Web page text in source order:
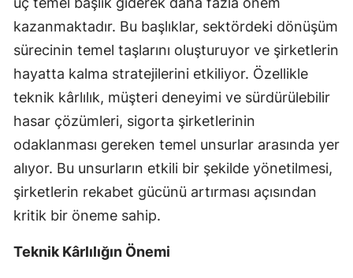
Yalova
Karabük
Kilis
Osmaniye
Düzce
kazanmaktadır. Bu başlıklar, sektördeki dönüşüm
sürecinin temel taşlarını oluşturuyor ve şirketlerin
hayatta kalma stratejilerini etkiliyor. Özellikle
teknik kârlılık, müşteri deneyimi ve sürdürülebilir
hasar çözümleri, sigorta şirketlerinin
odaklanması gereken temel unsurlar arasında yer
alıyor. Bu unsurların etkili bir şekilde yönetilmesi,
şirketlerin rekabet gücünü artırması açısından
kritik bir öneme sahip.
Teknik Kârlılığın Önemi